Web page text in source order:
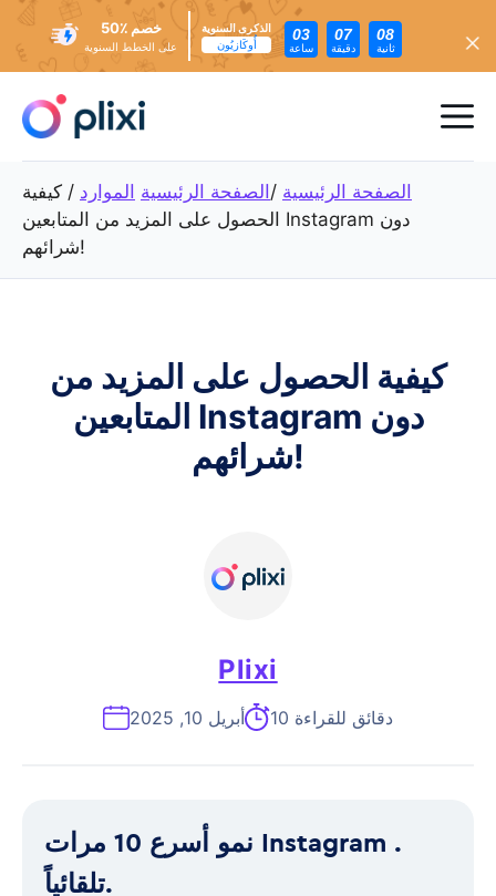
إلى
المحتوى
خصم ٪50
على الخطط السنوية
الذكرى السنوية
أُوكَازيُون
03
ساعة
07
دقيقة
06
ثانية
الصفحة الرئيسية / الصفحة الرئيسية الموارد / كيفية
الحصول على المزيد من المتابعين Instagram دون
شرائهم!
كيفية الحصول على المزيد من
المتابعين Instagram دون
شرائهم!
Plixi
أبريل 10, 2025 10 دقائق للقراءة
نمو أسرع 10 مرات Instagram .
تلقائياً.